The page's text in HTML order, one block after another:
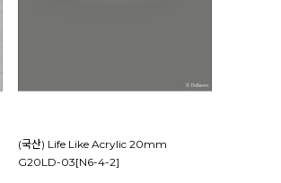
(국산) Life Like Acrylic 20mm
G20LD-03[N6-4-2]